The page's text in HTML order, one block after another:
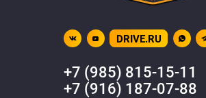
DRIVE.RU
+7 (985) 815-15-11
+7 (916) 187-07-88